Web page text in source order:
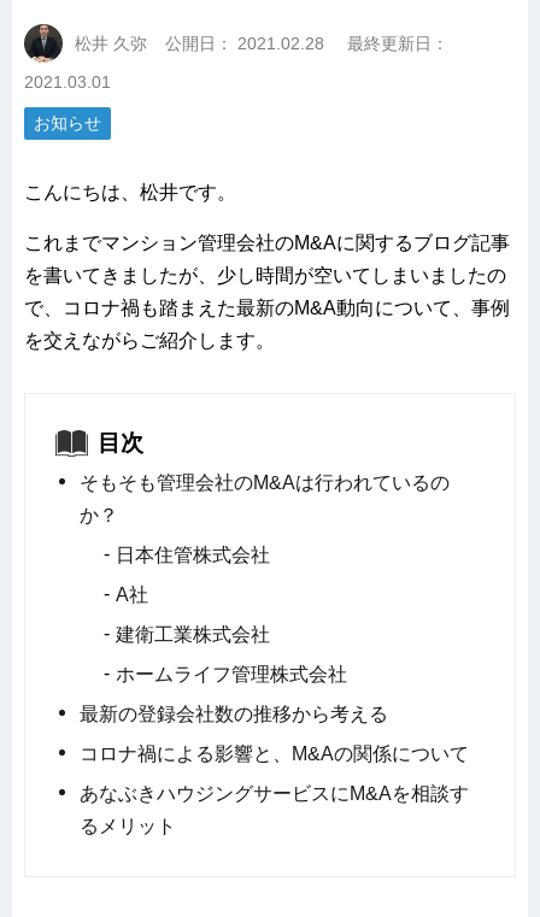
松井 久弥 公開日： 2021.02.28
最終更新日：
2021.03.01
お知らせ
こんにちは、松井です。
これまでマンション管理会社のM&Aに関するブログ記事
を書いてきましたが、少し時間が空いてしまいましたの
で、コロナ禍も踏まえた最新のM&A動向について、事例
を交えながらご紹介します。
目次
そもそも管理会社のM&Aは行われているの
か？
日本住管株式会社
A社
建衛工業株式会社
ホームライフ管理株式会社
最新の登録会社数の推移から考える
コロナ禍による影響と、M&Aの関係について
あなぶきハウジングサービスにM&Aを相談す
るメリット